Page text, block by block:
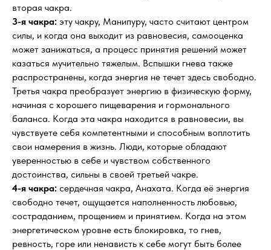
вторая чакра.
3-я чакра: эту чакру, Манипуру, часто считают центром
силы, и когда она выходит из равновесия, самооценка
может занижаться, а процесс принятия решений может
казаться мучительно тяжелым. Вспышки гнева также
распространены, когда энергия не течет здесь свободно.
Третья чакра преобразует энергию в физическую форму,
начиная с хорошего пищеварения и гормонального
баланса. Когда эта чакра находится в равновесии, вы
чувствуете себя компетентными и способным воплотить
свои намерения в жизнь. Люди, которые обладают
уверенностью в себе и чувством собственного
достоинства, сильны в своей третьей чакре.
4-я чакра: сердечная чакра, Анахата. Когда её энергия
свободно течет, ощущается наполненность любовью,
состраданием, прощением и принятием. Когда на этом
энергетическом уровне есть блокировка, то гнев,
ревность, горе или ненависть к себе могут быть более